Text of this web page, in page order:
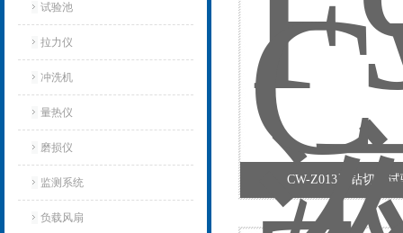
试验池
拉力仪
冲洗机
量热仪
磨损仪
监测系统
负载风扇
CW-Z013牙钻切削